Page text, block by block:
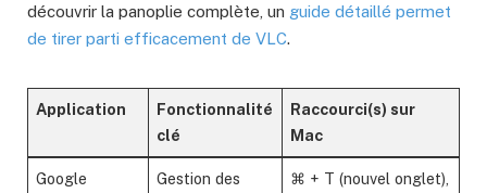
découvrir la panoplie complète, un guide détaillé permet
de tirer parti efficacement de VLC.
Application
Fonctionnalité
clé
Raccourci(s) sur
Mac
Google
Gestion des
⌘ + T (nouvel onglet),